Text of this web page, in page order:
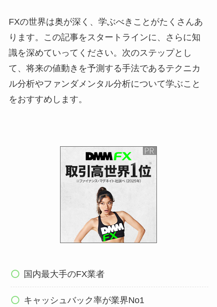
FXの世界は奥が深く、学ぶべきことがたくさんあ
ります。この記事をスタートラインに、さらに知
識を深めていってください。次のステップとし
て、将来の値動きを予測する手法であるテクニカ
ル分析やファンダメンタル分析について学ぶこと
をおすすめします。
国内最大手のFX業者
キャッシュバック率が業界No1